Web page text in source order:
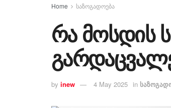
Home საზოგადოება
რა მოსდის
by inew 4 May 2025 in